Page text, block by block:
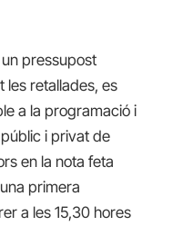
pressupost
les retallades, es
a la programació i
i privat de
en la nota feta
primera
a les 15,30 hores